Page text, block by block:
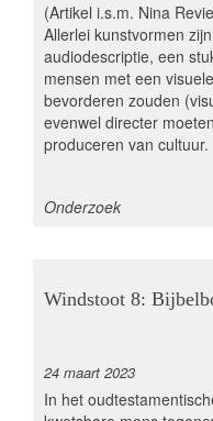
(Artikel i.s.m. Nina
Allerlei kunstvormen
audiodescriptie, een
mensen met een
bevorderen zouden
evenwel directer
produceren van cultuur.
thema
Onderzoek
Windstoot 8:
24 maart 2023
In het